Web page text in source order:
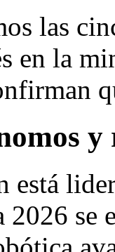
las
en la
está
se